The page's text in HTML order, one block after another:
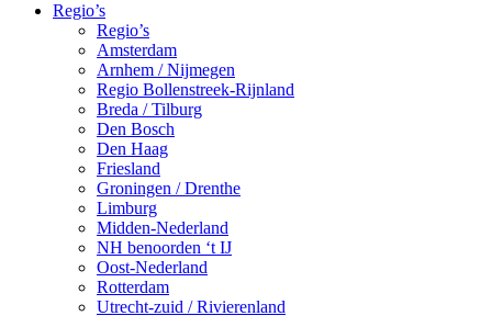
Regio’s
Regio’s
Amsterdam
Arnhem / Nijmegen
Regio Bollenstreek-Rijnland
Breda / Tilburg
Den Bosch
Den Haag
Friesland
Groningen / Drenthe
Limburg
Midden-Nederland
NH benoorden ‘t IJ
Oost-Nederland
Rotterdam
Utrecht-zuid / Rivierenland